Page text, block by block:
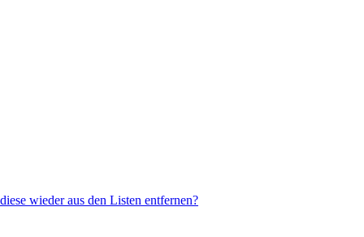
wieder aus den Listen entfernen?